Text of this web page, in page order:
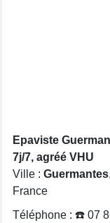
Epaviste
7j/7, agréé VHU
Ville : Guermantes
France
Téléphone : ☎️ 07